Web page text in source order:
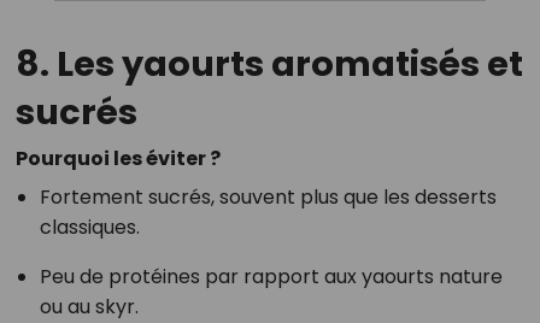
8. Les yaourts aromatisés et
sucrés
Pourquoi les éviter ?
Fortement sucrés, souvent plus que les desserts
classiques.
Peu de protéines par rapport aux yaourts nature
ou au skyr.